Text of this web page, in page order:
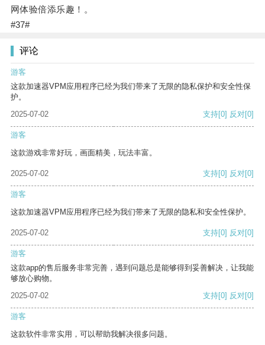
网体验倍添乐趣！。
#37#
评论
游客
这款加速器VPM应用程序已经为我们带来了无限的隐私保护和安全性保
护。
2025-07-02
支持[0] 反对[0]
游客
这款游戏非常好玩，画面精美，玩法丰富。
2025-07-02 支持[0] 反对[0]
游客
这款加速器VPM应用程序已经为我们带来了无限的隐私和安全性保护。
2025-07-02 支持[0] 反对[0]
游客
这款app的售后服务非常完善，遇到问题总是能够得到妥善解决，让我能
够放心购物。
2025-07-02
支持[0] 反对[0]
游客
这款软件非常实用，可以帮助我解决很多问题。